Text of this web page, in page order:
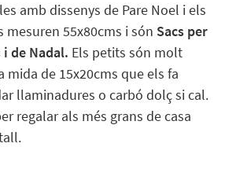
amb dissenys de Pare Noel i els
mesuren 55x80cms i són Sacs per
de Nadal. Els petits són molt
mida de 15x20cms que els fa
llaminadures o carbó dolç si cal.
regalar als més grans de casa